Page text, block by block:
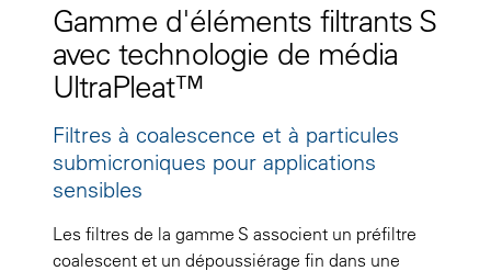
Gamme d'éléments filtrants S
avec technologie de média
UltraPleat™
Filtres à coalescence et à particules
submicroniques pour applications
sensibles
Les filtres de la gamme S associent un préfiltre
coalescent et un dépoussiérage fin dans une